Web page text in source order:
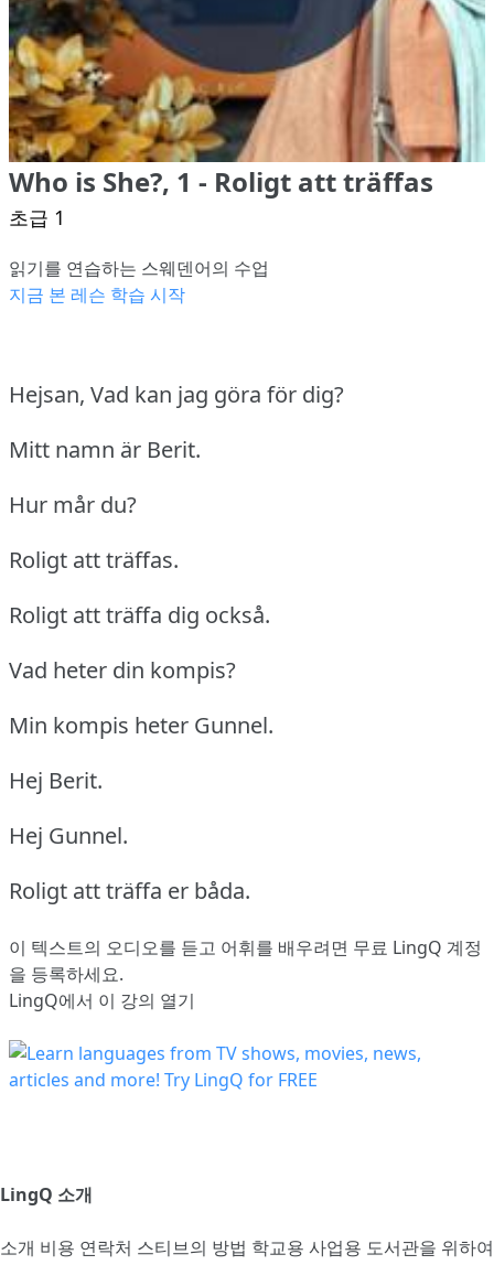
Who is She?, 1 - Roligt att träffas
초급 1
읽기를 연습하는 스웨덴어의 수업
지금 본 레슨 학습 시작
Hejsan, Vad kan jag göra för dig?
Mitt namn är Berit.
Hur mår du?
Roligt att träffas.
Roligt att träffa dig också.
Vad heter din kompis?
Min kompis heter Gunnel.
Hej Berit.
Hej Gunnel.
Roligt att träffa er båda.
이 텍스트의 오디오를 듣고 어휘를 배우려면 무료 LingQ 계정
을 등록하세요.
LingQ에서 이 강의 열기
LingQ 소개
소개 비용 연락처 스티브의 방법 학교용 사업용 도서관을 위하여